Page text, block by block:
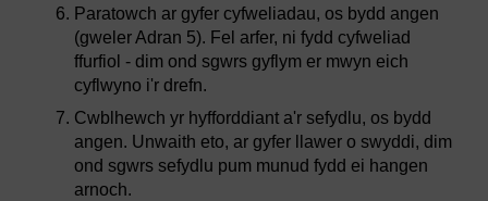
Paratowch ar gyfer cyfweliadau, os bydd angen
(gweler Adran 5). Fel arfer, ni fydd cyfweliad
ffurfiol - dim ond sgwrs gyflym er mwyn eich
cyflwyno i'r drefn.
Cwblhewch yr hyfforddiant a'r sefydlu, os bydd
angen. Unwaith eto, ar gyfer llawer o swyddi, dim
ond sgwrs sefydlu pum munud fydd ei hangen
arnoch.